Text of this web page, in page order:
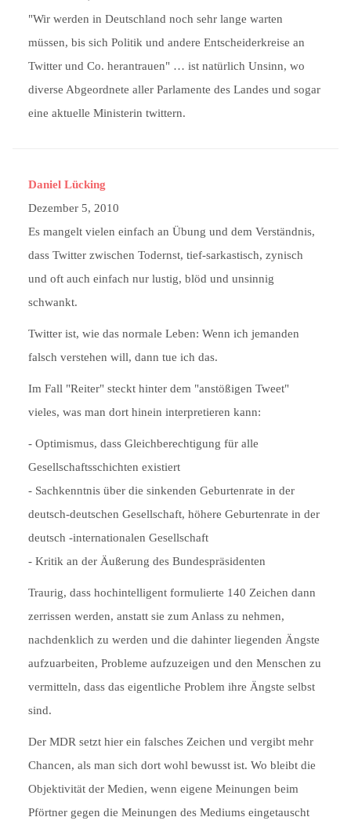
"Wir werden in Deutschland noch sehr lange warten
müssen, bis sich Politik und andere Entscheiderkreise an
Twitter und Co. herantrauen" … ist natürlich Unsinn, wo
diverse Abgeordnete aller Parlamente des Landes und sogar
eine aktuelle Ministerin twittern.
Daniel Lücking
Dezember 5, 2010
Es mangelt vielen einfach an Übung und dem Verständnis,
dass Twitter zwischen Todernst, tief-sarkastisch, zynisch
und oft auch einfach nur lustig, blöd und unsinnig
schwankt.
Twitter ist, wie das normale Leben: Wenn ich jemanden
falsch verstehen will, dann tue ich das.
Im Fall "Reiter" steckt hinter dem "anstößigen Tweet"
vieles, was man dort hinein interpretieren kann:
- Optimismus, dass Gleichberechtigung für alle
Gesellschaftsschichten existiert
- Sachkenntnis über die sinkenden Geburtenrate in der
deutsch-deutschen Gesellschaft, höhere Geburtenrate in der
deutsch -internationalen Gesellschaft
- Kritik an der Äußerung des Bundespräsidenten
Traurig, dass hochintelligent formulierte 140 Zeichen dann
zerrissen werden, anstatt sie zum Anlass zu nehmen,
nachdenklich zu werden und die dahinter liegenden Ängste
aufzuarbeiten, Probleme aufzuzeigen und den Menschen zu
vermitteln, dass das eigentliche Problem ihre Ängste selbst
sind.
Der MDR setzt hier ein falsches Zeichen und vergibt mehr
Chancen, als man sich dort wohl bewusst ist. Wo bleibt die
Objektivität der Medien, wenn eigene Meinungen beim
Pförtner gegen die Meinungen des Mediums eingetauscht